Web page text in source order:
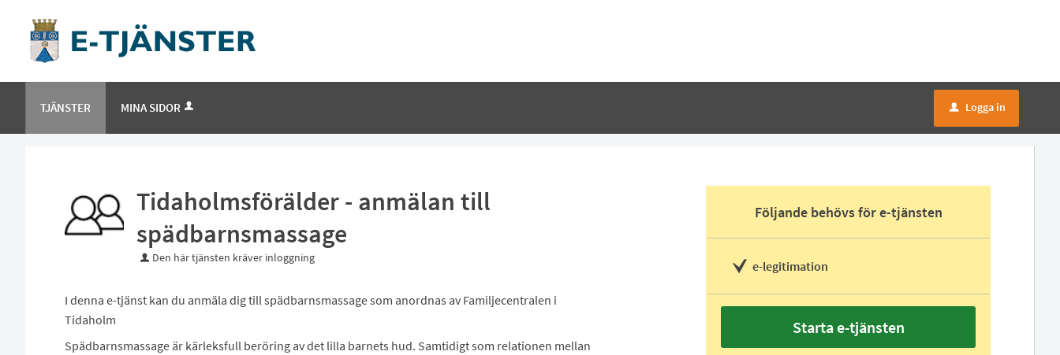
TJÄNSTER MINA SIDOR u Logga in
Tidaholmsförälder - anmälan till
spädbarnsmassage
Den här tjänsten kräver inloggning
I denna e-tjänst kan du anmäla dig till spädbarnsmassage som anordnas av Familjecentralen i
Tidaholm
Spädbarnsmassage är kärleksfull beröring av det lilla barnets hud. Samtidigt som relationen mellan
Följande behövs för e-tjänsten
e-legitimation
Starta e-tjänsten